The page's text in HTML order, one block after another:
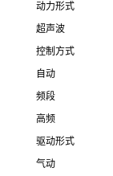
动力形式
超声波
控制方式
自动
频段
高频
驱动形式
气动